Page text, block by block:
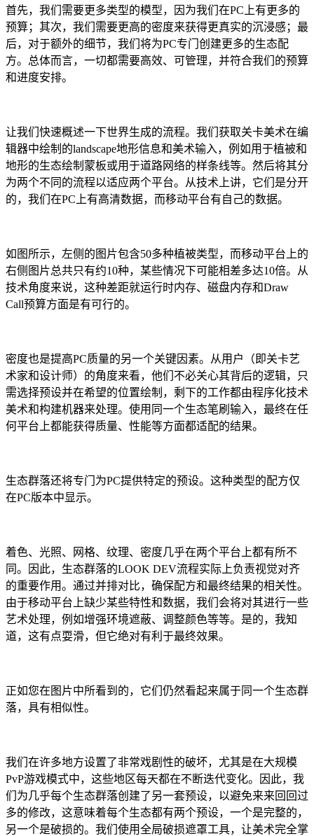
首先，我们需要更多类型的模型，因为我们在PC上有更多的
预算；其次，我们需要更高的密度来获得更真实的沉浸感；最
后，对于额外的细节，我们将为PC专门创建更多的生态配
方。总体而言，一切都需要高效、可管理，并符合我们的预算
和进度安排。
让我们快速概述一下世界生成的流程。我们获取关卡美术在编
辑器中绘制的landscape地形信息和美术输入，例如用于植被和
地形的生态绘制蒙板或用于道路网络的样条线等。然后将其分
为两个不同的流程以适应两个平台。从技术上讲，它们是分开
的，我们在PC上有高清数据，而移动平台有自己的数据。
如图所示，左侧的图片包含50多种植被类型，而移动平台上的
右侧图片总共只有约10种，某些情况下可能相差多达10倍。从
技术角度来说，这种差距就运行时内存、磁盘内存和Draw
Call预算方面是有可行的。
密度也是提高PC质量的另一个关键因素。从用户（即关卡艺
术家和设计师）的角度来看，他们不必关心其背后的逻辑，只
需选择预设并在希望的位置绘制，剩下的工作都由程序化技术
美术和构建机器来处理。使用同一个生态笔刷输入，最终在任
何平台上都能获得质量、性能等方面都适配的结果。
生态群落还将专门为PC提供特定的预设。这种类型的配方仅
在PC版本中显示。
着色、光照、网格、纹理、密度几乎在两个平台上都有所不
同。因此，生态群落的LOOK DEV流程实际上负责视觉对齐
的重要作用。通过并排对比，确保配方和最终结果的相关性。
由于移动平台上缺少某些特性和数据，我们会将对其进行一些
艺术处理，例如增强环境遮蔽、调整颜色等等。是的，我知
道，这有点耍滑，但它绝对有利于最终效果。
正如您在图片中所看到的，它们仍然看起来属于同一个生态群
落，具有相似性。
我们在许多地方设置了非常戏剧性的破坏，尤其是在大规模
PvP游戏模式中，这些地区每天都在不断迭代变化。因此，我
们为几乎每个生态群落创建了另一套预设，以避免来来回回过
多的修改，这意味着每个生态都有两个预设，一个是完整的，
另一个是破损的。我们使用全局破损遮罩工具，让美术完全掌